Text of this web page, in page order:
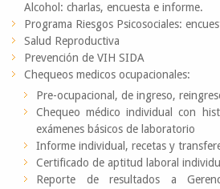
Alcohol: charlas, encuesta e informe.
Programa Riesgos Psicosociales:
Salud Reproductiva
Prevención de VIH SIDA
Chequeos medicos ocupacionales:
Pre-ocupacional, de ingreso,
Chequeo médico individual con
exámenes básicos de laboratorio
Informe individual, recetas y
Certificado de aptitud laboral
Reporte de resultados a